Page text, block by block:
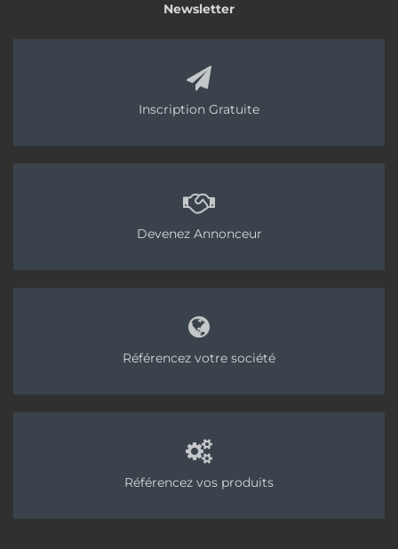
Newsletter
Inscription Gratuite
Devenez Annonceur
Référencez votre société
Référencez vos produits